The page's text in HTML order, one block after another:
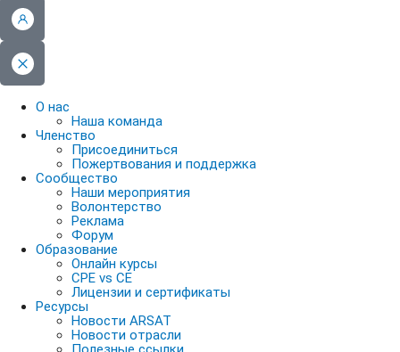
О нас
Наша команда
Членство
Присоединиться
Пожертвования и поддержка
Сообщество
Наши мероприятия
Волонтерство
Реклама
Форум
Образование
Онлайн курсы
CPE vs CE
Лицензии и сертификаты
Ресурсы
Новости ARSAT
Новости отрасли